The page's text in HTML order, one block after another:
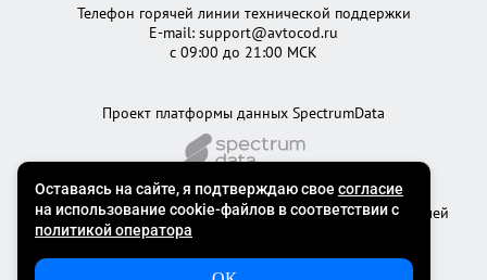
©2012 - 2026Официальный сервис проверки автомобилей
Проект платформы данных SpectrumData
Телефон горячей линии технической поддержки
E-mail: support@avtocod.ru
с 09:00 до 21:00 МСК